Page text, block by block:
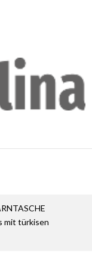
mit türkisen